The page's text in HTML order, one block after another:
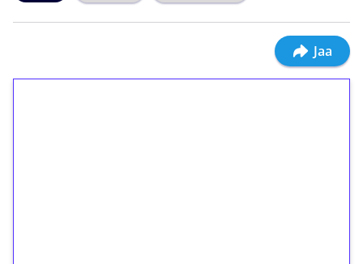
Jaa